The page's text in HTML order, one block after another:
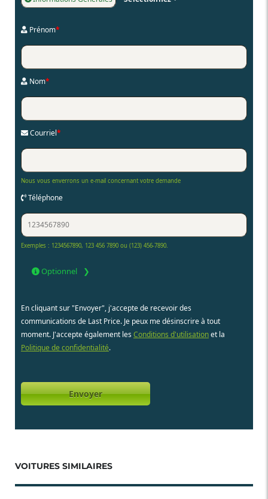
Prénom*
Nom*
Courriel*
Nous vous enverrons un e-mail concernant votre demande
Téléphone
Exemples : 1234567890, 123 456 7890 ou (123) 456-7890.
Optionnel
En cliquant sur "Envoyer", j'accepte de recevoir des
communications de Last Price. Je peux me désinscrire à tout
moment. J'accepte également les Conditions d'utilisationet la
Politique de confidentialité.
VOITURES SIMILAIRES